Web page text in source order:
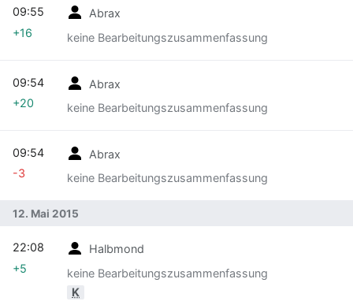
Abrax
keine Bearbeitungszusammenfassung
09:55
+16
Abrax
keine Bearbeitungszusammenfassung
09:54
+20
Abrax
keine Bearbeitungszusammenfassung
09:54
-3
12. Mai 2015
Halbmond
keine Bearbeitungszusammenfassung
K
22:08
+5